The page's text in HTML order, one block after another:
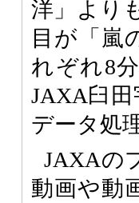
洋」より
目が「嵐
れぞれ8
JAXA臼
データ処
JAXAの
動画や動